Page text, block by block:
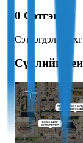
0 Сэтгэгдэл
Сэтгэгдэл
Сүүлийн